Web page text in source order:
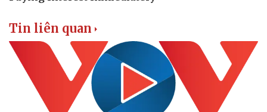
Tin liên quan